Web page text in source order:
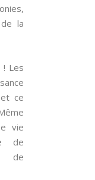
de la
! Les
ce
vie
de
de